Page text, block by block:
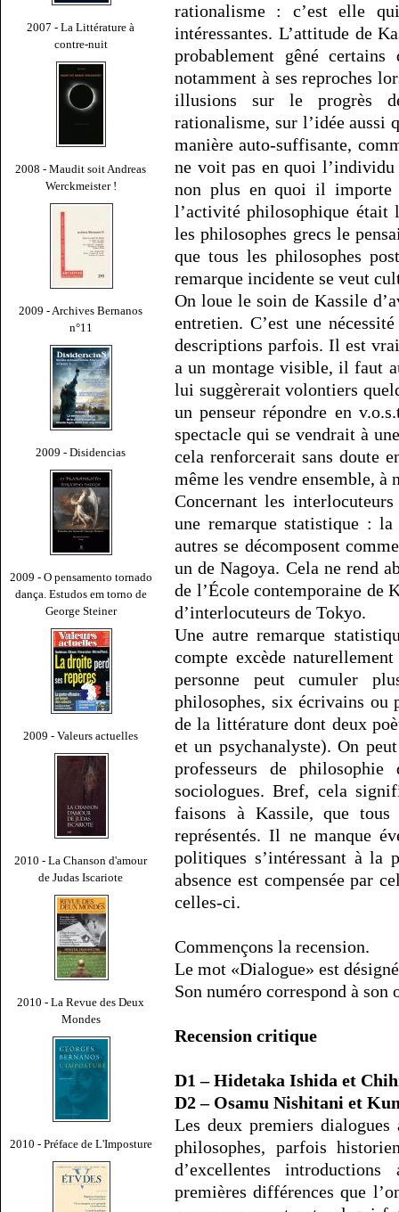
2007 - La Littérature à
contre-nuit
2008 - Maudit soit Andreas
Werckmeister !
2009 - Archives Bernanos
n°11
2009 - Disidencias
2009 - O pensamento tornado
dança. Estudos em torno de
George Steiner
2009 - Valeurs actuelles
2010 - La Chanson d'amour
de Judas Iscariote
2010 - La Revue des Deux
Mondes
2010 - Préface de L'Imposture
rationalisme : c’est elle
intéressantes. L’attitude de
probablement gêné
notamment à ses reproches
illusions sur le progrès
rationalisme, sur l’idée aussi
manière auto-suffisante,
ne voit pas en quoi
non plus en quoi il importe
l’activité philosophique était
les philosophes grecs le
que tous les philosophes
remarque incidente se veut
On loue le soin de Kassile
entretien. C’est une
descriptions parfois. Il est
a un montage visible, il faut
lui suggèrerait volontiers
un penseur répondre en
spectacle qui se vendrait à
cela renforcerait sans doute
même les vendre ensemble, à
Concernant les
une remarque statistique :
autres se décomposent
un de Nagoya. Cela ne rend
de l’École contemporaine de
d’interlocuteurs de Tokyo.
Une autre remarque
compte excède
personne peut cumuler
philosophes, six écrivains ou
de la littérature dont deux
et un psychanalyste). On
professeurs de philosophie
sociologues. Bref, cela
faisons à Kassile, que
représentés. Il ne manque
politiques s’intéressant à
absence est compensée par
celles-ci.
Commençons la recension.
Le mot «Dialogue» est
Son numéro correspond à
Recension critique
D1 – Hidetaka Ishida et
D2 – Osamu Nishitani et
Les deux premiers dialogues
philosophes, parfois
d’excellentes
premières différences que